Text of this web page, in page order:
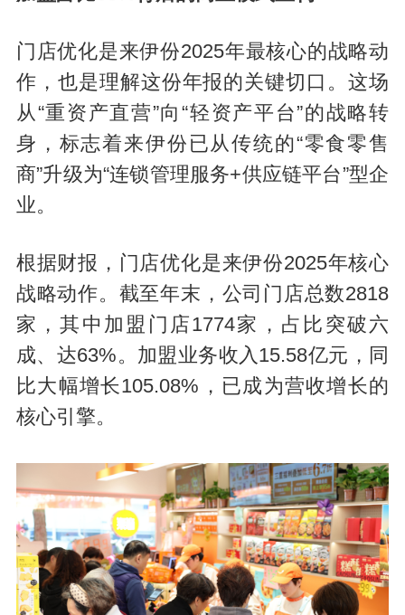
门店优化是来伊份2025年最核心的战略动
作，也是理解这份年报的关键切口。这场
从“重资产直营”向“轻资产平台”的战略转
身，标志着来伊份已从传统的“零食零售
商”升级为“连锁管理服务+供应链平台”型企
业。
根据财报，门店优化是来伊份2025年核心
战略动作。截至年末，公司门店总数2818
家，其中加盟门店1774家，占比突破六
成、达63%。加盟业务收入15.58亿元，同
比大幅增长105.08%，已成为营收增长的
核心引擎。